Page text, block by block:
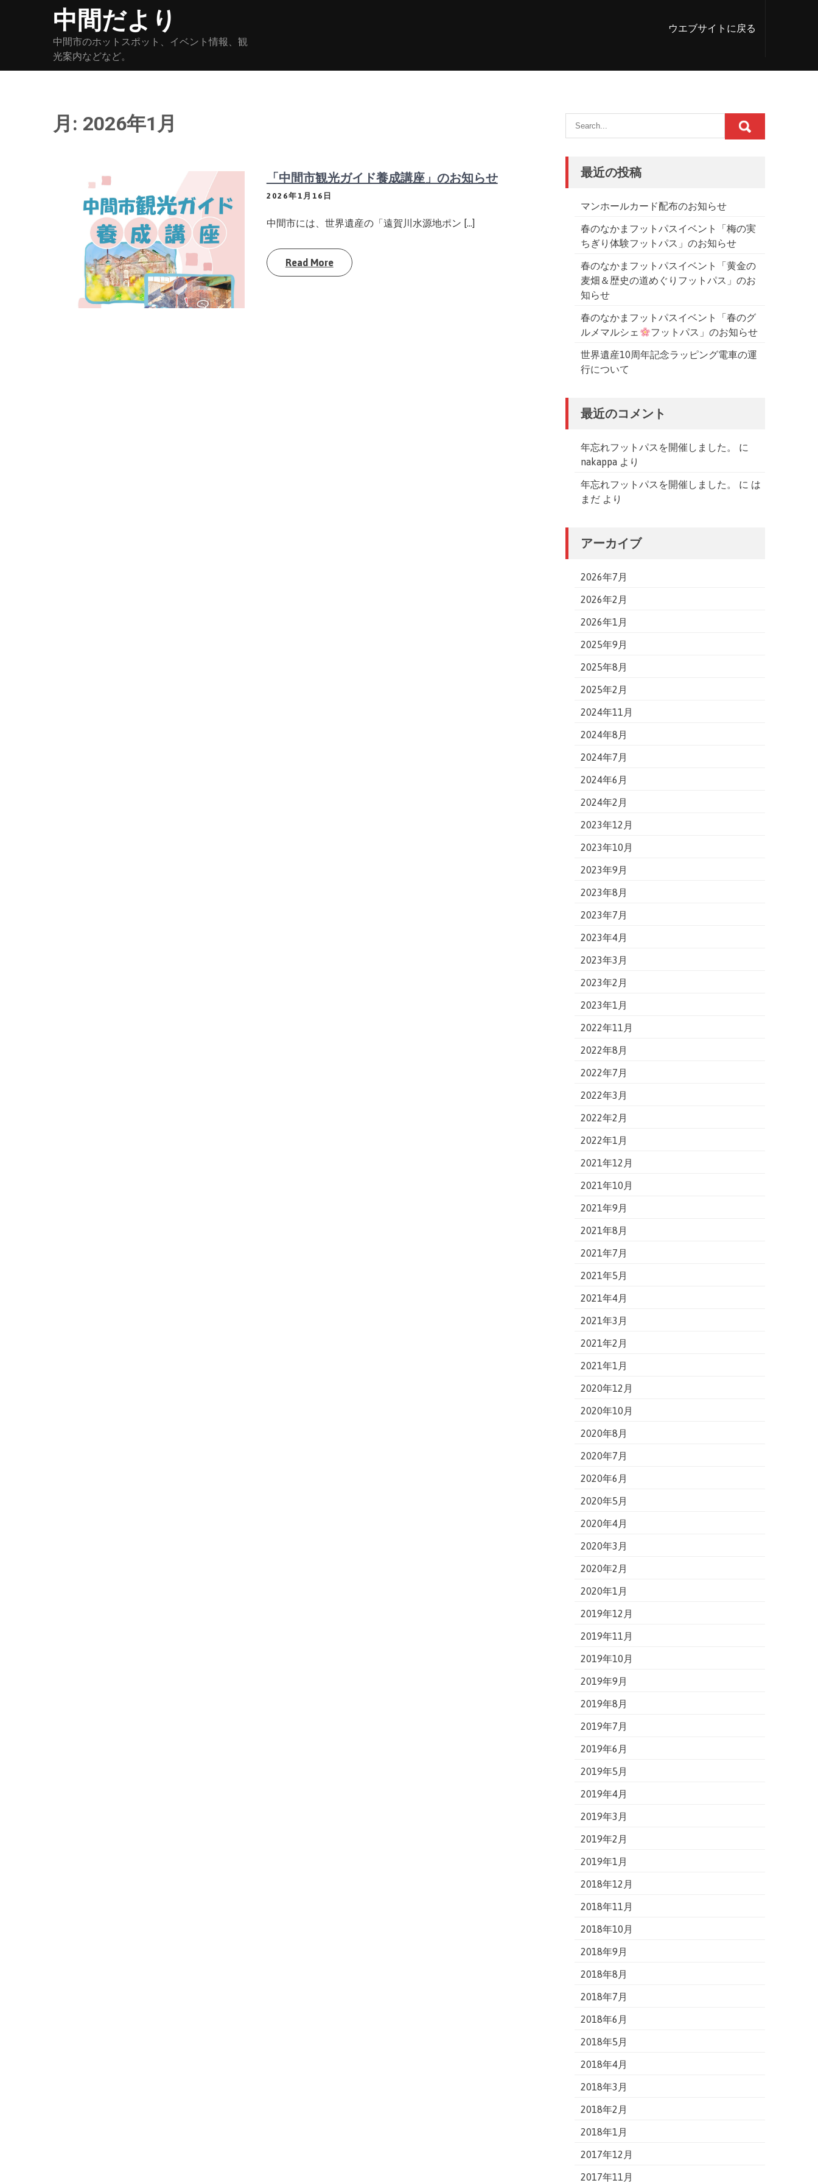
中間だより
中間市のホットスポット、イベント情報、観
光案内などなど。
ウエブサイトに戻る
月: 2026年1月
「中間市観光ガイド養成講座」のお知らせ
2026年1月16日
中間市には、世界遺産の「遠賀川水源地ポン […]
Read More
最近の投稿
マンホールカード配布のお知らせ
春のなかまフットパスイベント「梅の実
ちぎり体験フットパス」のお知らせ
春のなかまフットパスイベント「黄金の
麦畑＆歴史の道めぐりフットパス」のお
知らせ
春のなかまフットパスイベント「春のグ
ルメマルシェ
フットパス」のお知らせ
世界遺産10周年記念ラッピング電車の運
行について
最近のコメント
年忘れフットパスを開催しました。
に
nakappa より
年忘れフットパスを開催しました。 に は
まだ より
アーカイブ
2026年7月
2026年2月
2026年1月
2025年9月
2025年8月
2025年2月
2024年11月
2024年8月
2024年7月
2024年6月
2024年2月
2023年12月
2023年10月
2023年9月
2023年8月
2023年7月
2023年4月
2023年3月
2023年2月
2023年1月
2022年11月
2022年8月
2022年7月
2022年3月
2022年2月
2022年1月
2021年12月
2021年10月
2021年9月
2021年8月
2021年7月
2021年5月
2021年4月
2021年3月
2021年2月
2021年1月
2020年12月
2020年10月
2020年8月
2020年7月
2020年6月
2020年5月
2020年4月
2020年3月
2020年2月
2020年1月
2019年12月
2019年11月
2019年10月
2019年9月
2019年8月
2019年7月
2019年6月
2019年5月
2019年4月
2019年3月
2019年2月
2019年1月
2018年12月
2018年11月
2018年10月
2018年9月
2018年8月
2018年7月
2018年6月
2018年5月
2018年4月
2018年3月
2018年2月
2018年1月
2017年12月
2017年11月